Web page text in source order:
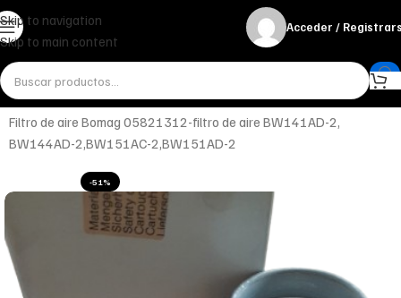
Skip to navigation
Skip to main content
Acceder /
InicioFiltraciónAire
Filtro de aire Bomag 05821312-filtro de aire BW141AD-2,
BW144AD-2,BW151AC-2,BW151AD-2
-51%